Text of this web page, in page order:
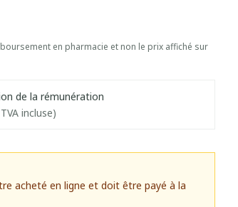
en pharmacie et non le prix affiché sur
de la rémunération
incluse)
acheté en ligne et doit être payé à la